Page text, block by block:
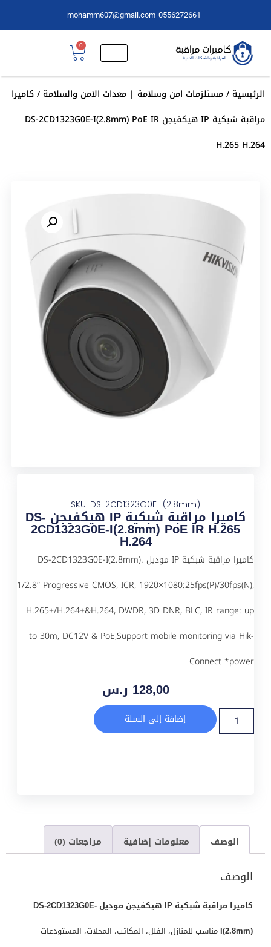
0556272661
mohamm607@gmail.com
0
الرئيسية/مستلزمات امن وسلامة | معدات الامن والسلامة/ كاميرا
مراقبة شبكية IP هيكفيجن DS-2CD1323G0E-I(2.8mm) PoE IR
H.265 H.264
SKU: DS-2CD1323G0E-I(2.8mm)
كاميرا مراقبة شبكية IP هيكفيجن DS-
2CD1323G0E-I(2.8mm) PoE IR H.265
H.264
كاميرا مراقبة شبكية IP موديل DS-2CD1323G0E-I(2.8mm).
1/2.8″ Progressive CMOS, ICR, 1920×1080:25fps(P)/30fps(N),
H.265+/H.264+&H.264, DWDR, 3D DNR, BLC, IR range: up
to 30m, DC12V & PoE,Support mobile monitoring via Hik-
Connect *power
128,00 ر.س
إضافة إلى السلة
الوصف معلومات إضافية مراجعات (0)
الوصف
كاميرا مراقبة شبكية IP هيكفيجن موديل DS-2CD1323G0E-
I(2.8mm)مناسب للمنازل، الفلل، المكاتب، المحلات، المستودعات